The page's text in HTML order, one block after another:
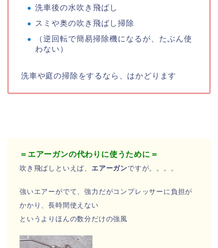
洗車後の水吹き飛ばし
スミや奥の吹き飛ばし掃除
（逆回転で簡易掃除機になるが、たぶん使
わない）
洗車や庭の掃除をするなら、はかどります
＝エアーガンの代わりに使うために＝
吹き飛ばしといえば、 エアーガンですが。。。。
強いエアーがでて、強力だがコンプレッサーに負担が
かかり、長時間使えない
というよりほんの数分だけの強風